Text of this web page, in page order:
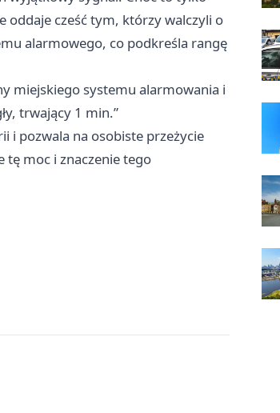
oddaje cześć tym, którzy walczyli o
alarmowego, co podkreśla rangę
miejskiego systemu alarmowania i
trwający 1 min.”
i pozwala na osobiste przeżycie
tę moc i znaczenie tego